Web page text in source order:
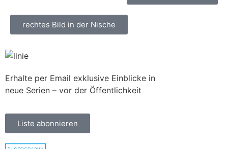
rechtes Bild in der Nische
Erhalte per Email exklusive Einblicke in
neue Serien – vor der Öffentlichkeit
Liste abonnieren